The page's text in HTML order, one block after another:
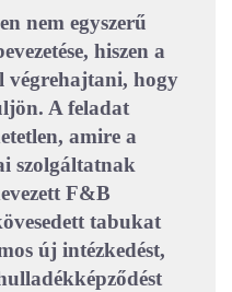
nem egyszerű
hiszen a
végrehajtani, hogy
A feladat
amire a
szolgáltatnak
F&B
tabukat
új intézkedést,